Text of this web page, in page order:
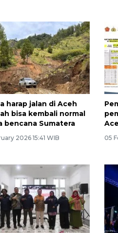
harap jalan di Aceh
bisa kembali normal
bencana Sumatera
2026 15:41 WIB 05